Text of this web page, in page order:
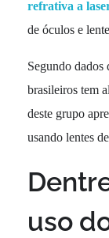
refrativa a
de óculos e
Segundo
brasileiros tem
deste grupo
usando lentes
uso